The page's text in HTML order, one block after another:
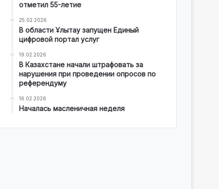
отметил 55-летие
25.02.2026
В области Ұлытау запущен Единый
цифровой портал услуг
19.02.2026
В Казахстане начали штрафовать за
нарушения при проведении опросов по
референдуму
16.02.2026
Началась масленичная неделя